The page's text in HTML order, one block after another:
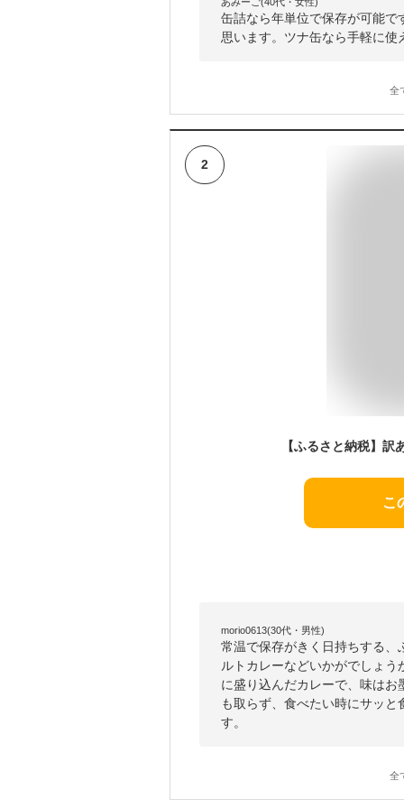
缶詰なら年単位で保存が可能
思います。ツナ缶なら手軽に使
全
2
こ
morio0613(30代・男性)
常温で保存がきく日持ちする
ルトカレーなどいかがでしょ
に盛り込んだカレーで、味は
も取らず、食べたい時にサッ
す。
全